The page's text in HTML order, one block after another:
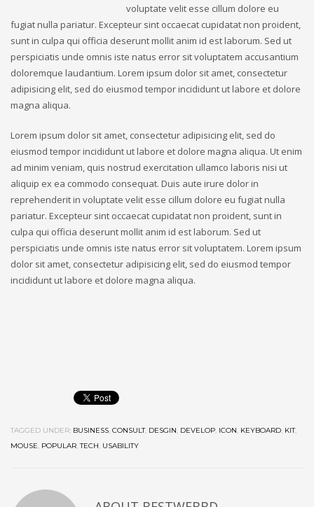
voluptate velit esse cillum dolore eu
fugiat nulla pariatur. Excepteur sint occaecat cupidatat non proident,
sunt in culpa qui officia deserunt mollit anim id est laborum. Sed ut
perspiciatis unde omnis iste natus error sit voluptatem accusantium
doloremque laudantium. Lorem ipsum dolor sit amet, consectetur
adipisicing elit, sed do eiusmod tempor incididunt ut labore et dolore
magna aliqua.
Lorem ipsum dolor sit amet, consectetur adipisicing elit, sed do
eiusmod tempor incididunt ut labore et dolore magna aliqua. Ut enim
ad minim veniam, quis nostrud exercitation ullamco laboris nisi ut
aliquip ex ea commodo consequat. Duis aute irure dolor in
reprehenderit in voluptate velit esse cillum dolore eu fugiat nulla
pariatur. Excepteur sint occaecat cupidatat non proident, sunt in
culpa qui officia deserunt mollit anim id est laborum. Sed ut
perspiciatis unde omnis iste natus error sit voluptatem. Lorem ipsum
dolor sit amet, consectetur adipisicing elit, sed do eiusmod tempor
incididunt ut labore et dolore magna aliqua.
TAGGED UNDER: BUSINESS, CONSULT, DESGIN, DEVELOP, ICON, KEYBOARD, KIT,
MOUSE, POPULAR,TECH, USABILITY